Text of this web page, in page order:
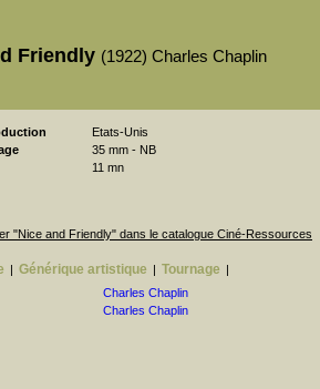
Friendly (1922) Charles Chaplin
Etats-Unis
35 mm - NB
11 mn
"Nice and Friendly" dans le catalogue Ciné-Ressources
| Générique artistique | Tournage |
Charles Chaplin
Charles Chaplin